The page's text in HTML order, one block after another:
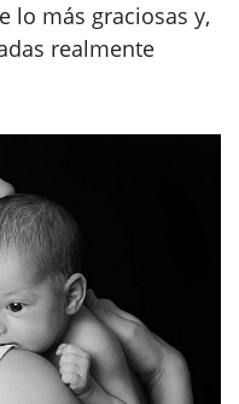
lo más graciosas y,
realmente